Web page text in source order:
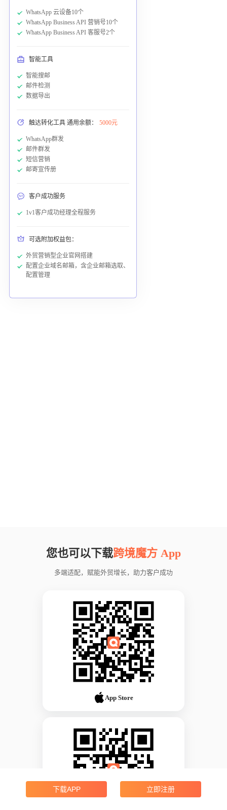
WhatsApp 云设备10个
WhatsApp Business API 营销号10个
WhatsApp Business API 客服号2个
智能工具
智能搜邮
邮件检测
数据导出
触达转化工具 通用余额： 5000元
WhatsApp群发
邮件群发
短信营销
邮寄宣传册
客户成功服务
1v1客户成功经理全程服务
可选附加权益包：
外贸营销型企业官网搭建
配置企业域名邮箱，含企业邮箱选取、
配置管理
您也可以下载跨境魔方 App
多端适配，赋能外贸增长，助力客户成功
App Store
下载APP 立即注册